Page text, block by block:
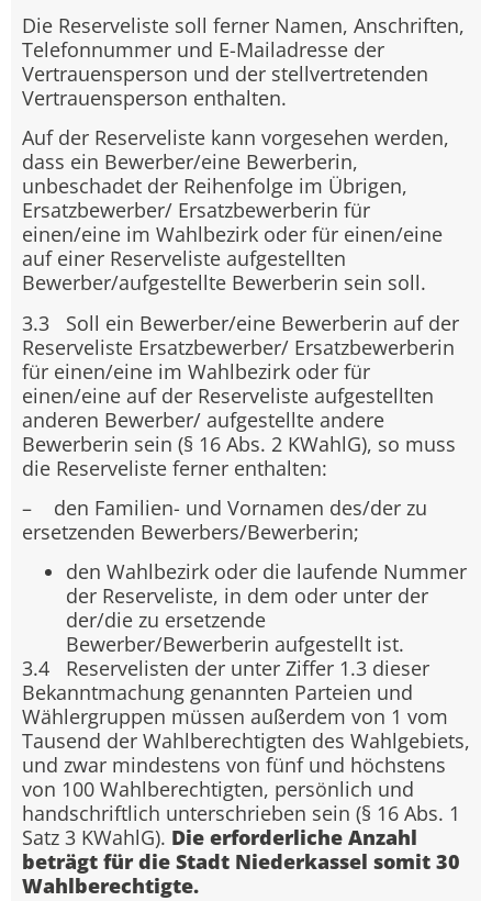
Die Reserveliste soll ferner Namen, Anschriften,
Telefonnummer und E-Mailadresse der
Vertrauensperson und der stellvertretenden
Vertrauensperson enthalten.
Auf der Reserveliste kann vorgesehen werden,
dass ein Bewerber/eine Bewerberin,
unbeschadet der Reihenfolge im Übrigen,
Ersatzbewerber/ Ersatzbewerberin für
einen/eine im Wahlbezirk oder für einen/eine
auf einer Reserveliste aufgestellten
Bewerber/aufgestellte Bewerberin sein soll.
3.3 Soll ein Bewerber/eine Bewerberin auf der
Reserveliste Ersatzbewerber/ Ersatzbewerberin
für einen/eine im Wahlbezirk oder für
einen/eine auf der Reserveliste aufgestellten
anderen Bewerber/ aufgestellte andere
Bewerberin sein (§ 16 Abs. 2 KWahlG), so muss
die Reserveliste ferner enthalten:
– den Familien- und Vornamen des/der zu
ersetzenden Bewerbers/Bewerberin;
den Wahlbezirk oder die laufende Nummer
der Reserveliste, in dem oder unter der
der/die zu ersetzende
Bewerber/Bewerberin aufgestellt ist.
3.4 Reservelisten der unter Ziffer 1.3 dieser
Bekanntmachung genannten Parteien und
Wählergruppen müssen außerdem von 1 vom
Tausend der Wahlberechtigten des Wahlgebiets,
und zwar mindestens von fünf und höchstens
von 100 Wahlberechtigten, persönlich und
handschriftlich unterschrieben sein (§ 16 Abs. 1
Satz 3 KWahlG). Die erforderliche Anzahl
beträgt für die Stadt Niederkassel somit 30
Wahlberechtigte.